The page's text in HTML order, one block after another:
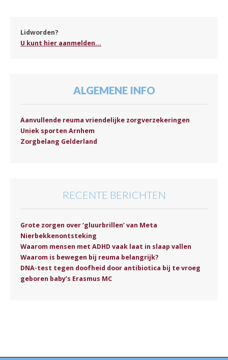
Lidworden?
U kunt hier aanmelden...
ALGEMENE INFO
Aanvullende reuma vriendelijke zorgverzekeringen
Uniek sporten Arnhem
Zorgbelang Gelderland
RECENTE BERICHTEN
Grote zorgen over ‘gluurbrillen’ van Meta
Nierbekkenontsteking
Waarom mensen met ADHD vaak laat in slaap vallen
Waarom is bewegen bij reuma belangrijk?
DNA-test tegen doofheid door antibiotica bij te vroeg
geboren baby’s Erasmus MC